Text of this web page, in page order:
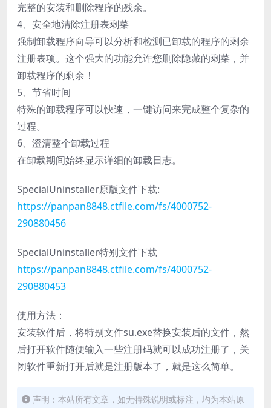
完整的安装和删除程序的残余。
4、安全地清除注册表剩菜
强制卸载程序向导可以分析和检测已卸载的程序的剩余
注册表项。这个强大的功能允许您删除隐藏的剩菜，并
卸载程序的剩余！
5、节省时间
特殊的卸载程序可以快速，一键访问来完成整个复杂的
过程。
6、澄清整个卸载过程
在卸载期间始终显示详细的卸载日志。
SpecialUninstaller原版文件下载:
https://panpan8848.ctfile.com/fs/4000752-
290880456
SpecialUninstaller特别文件下载
https://panpan8848.ctfile.com/fs/4000752-
290880453
使用方法：
安装软件后，将特别文件su.exe替换安装后的文件，然
后打开软件随便输入一些注册码就可以成功注册了，关
闭软件重新打开后就是注册版本了，就是这么简单。
声明：本站所有文章，如无特殊说明或标注，均为本站原